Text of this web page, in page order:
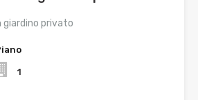
privato
1